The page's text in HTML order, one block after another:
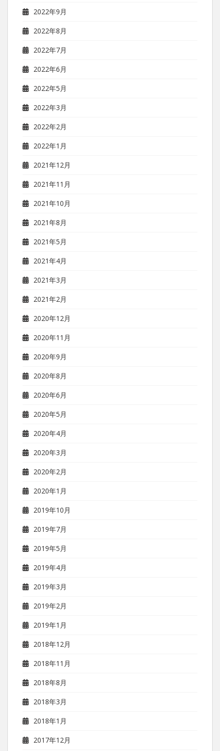
2022年9月
2022年8月
2022年7月
2022年6月
2022年5月
2022年3月
2022年2月
2022年1月
2021年12月
2021年11月
2021年10月
2021年8月
2021年5月
2021年4月
2021年3月
2021年2月
2020年12月
2020年11月
2020年9月
2020年8月
2020年6月
2020年5月
2020年4月
2020年3月
2020年2月
2020年1月
2019年10月
2019年7月
2019年5月
2019年4月
2019年3月
2019年2月
2019年1月
2018年12月
2018年11月
2018年8月
2018年3月
2018年1月
2017年12月